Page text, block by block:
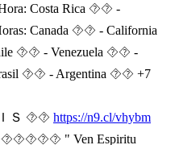
Hora: Costa Rica ⯑⯑ -
Canada ⯑⯑ - California
⯑⯑ - Venezuela ⯑⯑ -
⯑⯑ - Argentina ⯑⯑ +7
ＩＳ ⯑⯑ https://n9.cl/vhybm
" Ven Espiritu